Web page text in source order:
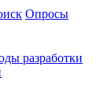
Опросы
разработки